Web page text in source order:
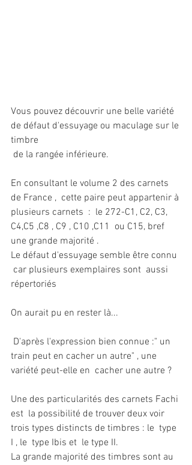
Vous pouvez découvrir une belle variété
de défaut d'essuyage ou maculage sur le
timbre
de la rangée inférieure.
En consultant le volume 2 des carnets
de France ,  cette paire peut appartenir à
plusieurs carnets  :  le 272-C1, C2, C3,
C4,C5 ,C8 , C9 , C10 ,C11  ou C15, bref
une grande majorité .
Le défaut d'essuyage semble être connu
car plusieurs exemplaires sont  aussi
répertoriés
On aurait pu en rester là...
train peut en cacher un autre" , une
variété peut-elle en  cacher une autre ?
Une des particularités des carnets Fachi
est  la possibilité de trouver deux voir
trois types distincts de timbres : le  type
I , le  type Ibis et  le type II.
La grande majorité des timbres sont au